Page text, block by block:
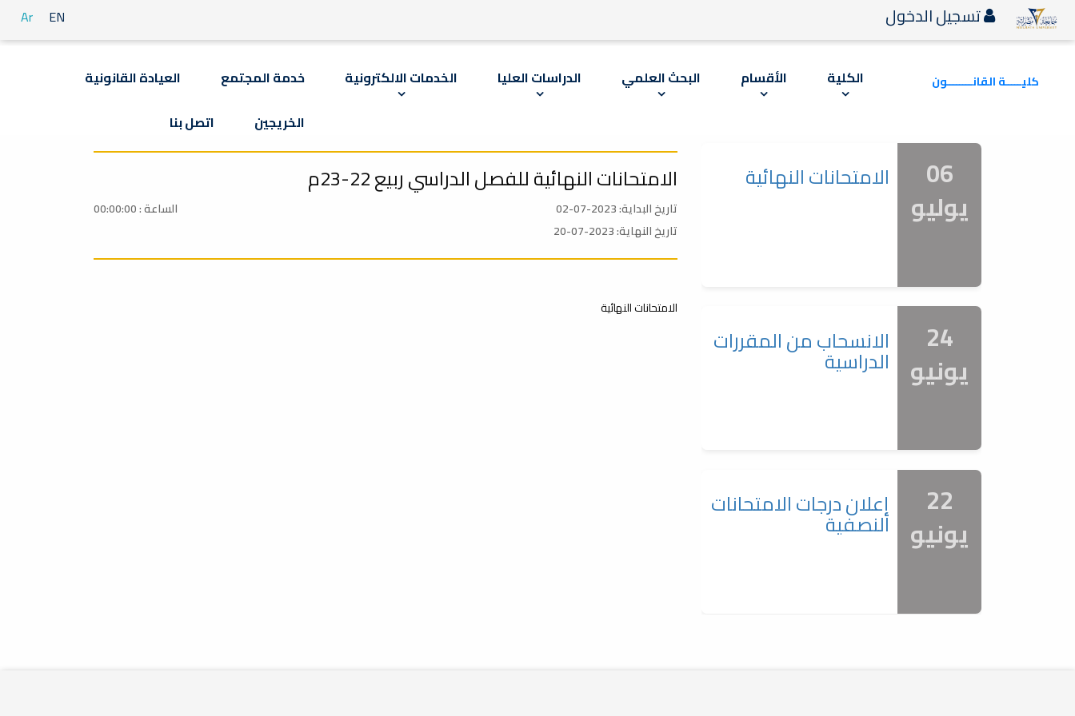
Ar EN تسجيل الدخول
الكلية الأقسام البحث العلمي الدراسات العليا الخدمات الالكترونية خدمة المجتمع
العيادة القانونية
الخريجين
اتصل بنا
كليـــــة القانــــــــون
06
يوليو
الامتحانات النهائية
24
يونيو
الانسحاب من المقررات
الدراسية
22
يونيو
إعلان درجات الامتحانات
النصفية
الامتحانات النهائية للفصل الدراسي ربيع 22-23م
تاريخ البداية: 2023-07-02
تاريخ النهاية: 2023-07-20
الساعة : 00:00:00
الامتحانات النهائية